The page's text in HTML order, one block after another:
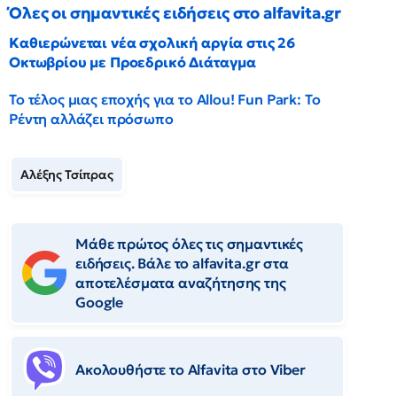
Όλες οι σημαντικές ειδήσεις στο alfavita.gr
Καθιερώνεται νέα σχολική αργία στις 26
Οκτωβρίου με Προεδρικό Διάταγμα
Το τέλος μιας εποχής για το Allou! Fun Park: Το
Ρέντη αλλάζει πρόσωπο
Αλέξης Τσίπρας
Μάθε πρώτος όλες τις σημαντικές
ειδήσεις. Βάλε το alfavita.gr στα
αποτελέσματα αναζήτησης της
Google
Ακολουθήστε το Αlfavita στο Viber